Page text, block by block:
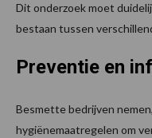
Dit onderzoek moet
bestaan tussen
Preventie en
Besmette bedrijven
hygiënemaatregelen om